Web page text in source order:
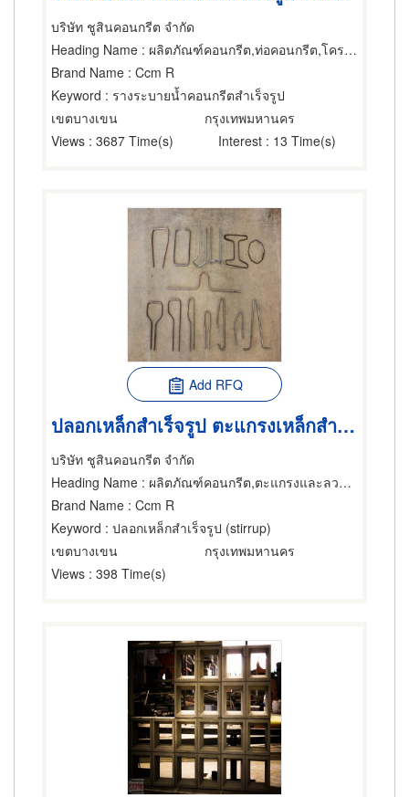
บริษัท ชูสินคอนกรีต จำกัด
Heading Name : ผลิตภัณฑ์คอนกรีต,ท่อคอนกรีต,โครงสร้างสำเร็จรูป
Brand Name : Ccm R
Keyword : รางระบายน้ำคอนกรีตสำเร็จรูป
เขตบางเขน
กรุงเทพมหานคร
Views : 3687 Time(s) Interest : 13 Time(s)
Add RFQ
ปลอกเหล็กสำเร็จรูป ตะแกรงเหล็กสำเร็จรูป ผลิตภัณฑ์คอนกรีต
บริษัท ชูสินคอนกรีต จำกัด
Heading Name : ผลิตภัณฑ์คอนกรีต,ตะแกรงและลวดตาข่าย,ลวดสำหรับงานคอนกรีตอัดแรง
Brand Name : Ccm R
Keyword : ปลอกเหล็กสำเร็จรูป (stirrup)
เขตบางเขน
กรุงเทพมหานคร
Views : 398 Time(s)